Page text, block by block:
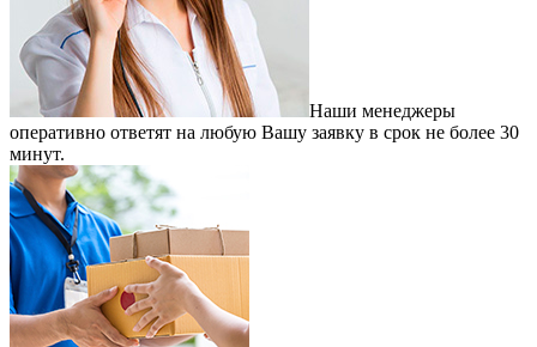
Наши менеджеры
оперативно ответят на любую Вашу заявку в срок не более 30
минут.